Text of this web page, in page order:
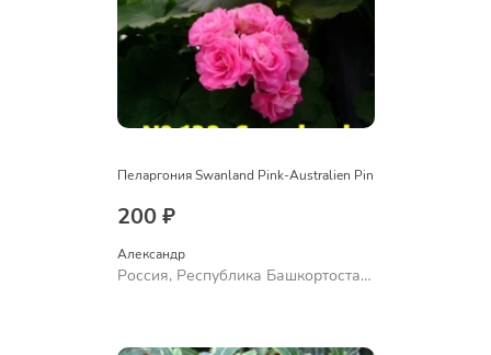
Пеларгония Swanland Pink-Australien Pin
200 ₽
Александр
Россия, Республика Башкортостан,